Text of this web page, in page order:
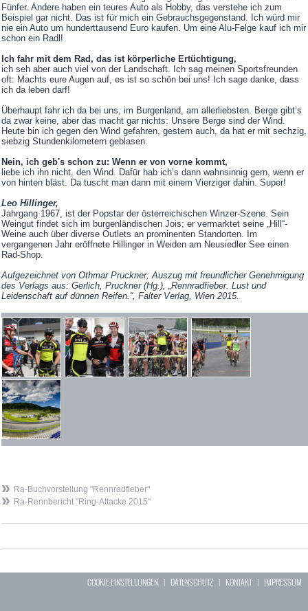
Fünfer. Andere haben ein teures Auto als Hobby, das verstehe ich zum
Beispiel gar nicht. Das ist für mich ein Gebrauchsgegenstand. Ich würd mir
nie ein Auto um hunderttausend Euro kaufen. Um eine Alu-Felge kauf ich mir
schon ein Radl!
Ich fahr mit dem Rad, das ist körperliche Ertüchtigung,
ich seh aber auch viel von der Landschaft. Ich sag meinen Sportsfreunden
oft: Machts eure Augen auf, es ist so schön bei uns! Ich sage danke, dass
ich da leben darf!
Überhaupt fahr ich da bei uns, im Burgenland, am allerliebsten. Berge gibt’s
da zwar keine, aber das macht gar nichts: Unsere Berge sind der Wind.
Heute bin ich gegen den Wind gefahren, gestern auch, da hat er mit sechzig,
siebzig Stundenkilometern geblasen.
Nein, ich geb's schon zu: Wenn er von vorne kommt,
liebe ich ihn nicht, den Wind. Dafür hab ich’s dann wahnsinnig gern, wenn er
von hinten bläst. Da tuscht man dann mit einem Vierziger dahin. Super!
Leo Hillinger,
Jahrgang 1967, ist der Popstar der österreichischen Winzer-Szene. Sein
Weingut findet sich im burgenländischen Jois; er vermarktet seine „Hill“-
Weine auch über diverse Outlets an prominenten Standorten. Im
vergangenen Jahr eröffnete Hillinger in Weiden am Neusiedler See einen
Rad-Shop.
Aufgezeichnet von Othmar Pruckner; Auszug mit freundlicher Genehmigung
des Verlags aus: Gerlich, Pruckner (Hg.), „Rennradfieber. Lust und
Leidenschaft auf dünnen Reifen.“, Falter Verlag, Wien 2015.
Ra-Buchvorstellung "Rennradfieber"
Ra-Rennbericht "Ring-Attacke 2015"
COOKIE EINSTELLUNGEN | DATENSCHUTZ | KONTAKT| IMPRESSUM